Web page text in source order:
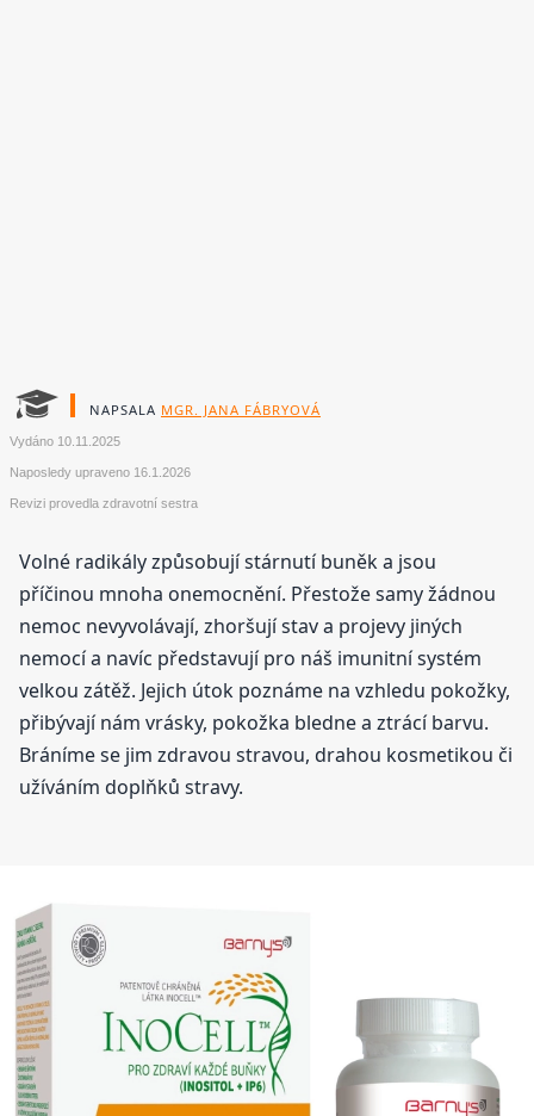
NAPSALA MGR. JANA FÁBRYOVÁ
Vydáno 10.11.2025
Naposledy upraveno 16.1.2026
Revizi provedla zdravotní sestra
Volné radikály způsobují stárnutí buněk a jsou
příčinou mnoha onemocnění. Přestože samy žádnou
nemoc nevyvolávají, zhoršují stav a projevy jiných
nemocí a navíc představují pro náš imunitní systém
velkou zátěž. Jejich útok poznáme na vzhledu pokožky,
přibývají nám vrásky, pokožka bledne a ztrácí barvu.
Bráníme se jim zdravou stravou, drahou kosmetikou či
užíváním doplňků stravy.